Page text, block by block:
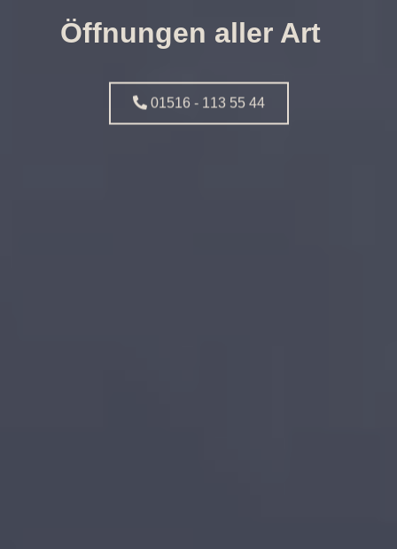
Öffnungen aller Art
01516 - 113 55 44